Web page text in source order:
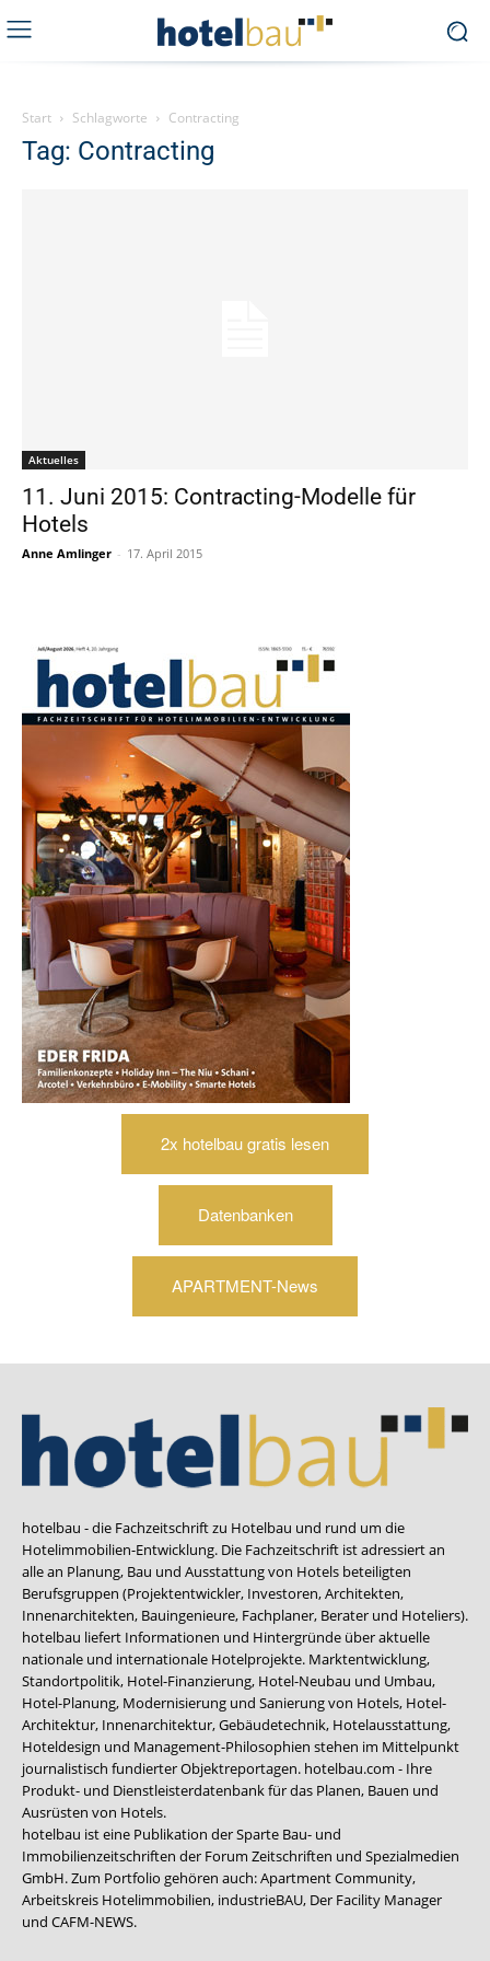
Start Schlagworte Contracting
Tag: Contracting
Aktuelles
11. Juni 2015: Contracting-Modelle für
Hotels
Anne Amlinger - 17. April 2015
2x hotelbau gratis lesen
Datenbanken
APARTMENT-News
hotelbau - die Fachzeitschrift zu Hotelbau und rund um die
Hotelimmobilien-Entwicklung. Die Fachzeitschrift ist adressiert an
alle an Planung, Bau und Ausstattung von Hotels beteiligten
Berufsgruppen (Projektentwickler, Investoren, Architekten,
Innenarchitekten, Bauingenieure, Fachplaner, Berater und Hoteliers).
hotelbau liefert Informationen und Hintergründe über aktuelle
nationale und internationale Hotelprojekte. Marktentwicklung,
Standortpolitik, Hotel-Finanzierung, Hotel-Neubau und Umbau,
Hotel-Planung, Modernisierung und Sanierung von Hotels, Hotel-
Architektur, Innenarchitektur, Gebäudetechnik, Hotelausstattung,
Hoteldesign und Management-Philosophien stehen im Mittelpunkt
journalistisch fundierter Objektreportagen. hotelbau.com - Ihre
Produkt- und Dienstleisterdatenbank für das Planen, Bauen und
Ausrüsten von Hotels.
hotelbau ist eine Publikation der Sparte Bau- und
Immobilienzeitschriften der Forum Zeitschriften und Spezialmedien
GmbH. Zum Portfolio gehören auch:Apartment Community,
Arbeitskreis Hotelimmobilien, industrieBAU, Der Facility Manager
und CAFM-NEWS.